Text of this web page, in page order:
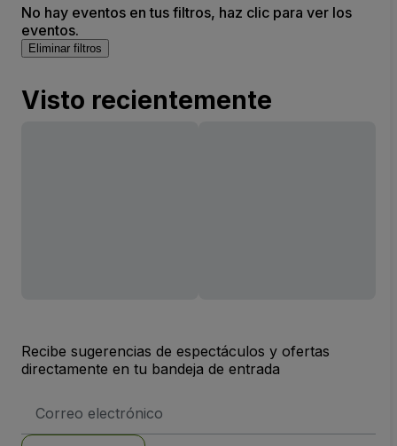
No hay eventos en tus filtros, haz clic para ver los
eventos.
Eliminar filtros
Visto recientemente
Recibe sugerencias de espectáculos y ofertas
directamente en tu bandeja de entrada
de